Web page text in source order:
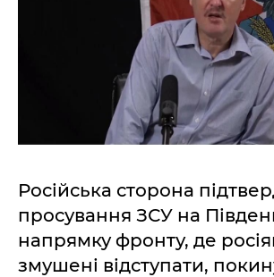
Російська сторона
просування ЗСУ на
напрямку фронту, де
змушені відступати,